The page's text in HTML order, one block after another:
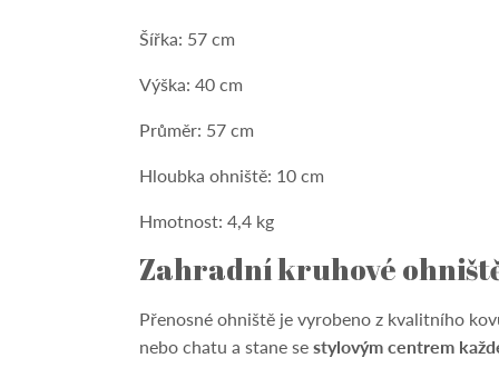
Šířka: 57 cm
Výška: 40 cm
Průměr: 57 cm
Hloubka ohniště: 10 cm
Hmotnost: 4,4 kg
Zahradní kruhové
Přenosné ohniště je vyrobeno z kvalitního
nebo chatu a stane sestylovým centrem